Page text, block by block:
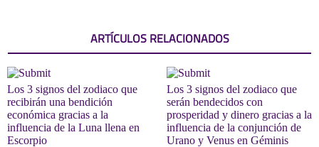
ARTÍCULOS RELACIONADOS
Los 3 signos del zodiaco que
recibirán una bendición
económica gracias a la
influencia de la Luna llena en
Escorpio
Los 3 signos del zodiaco que
serán bendecidos con
prosperidad y dinero gracias a la
influencia de la conjunción de
Urano y Venus en Géminis